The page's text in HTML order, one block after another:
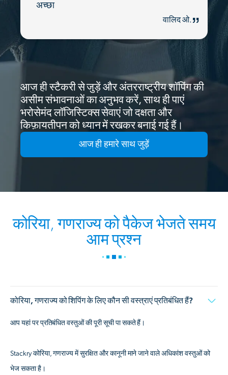
अच्छा
वालिद ओ.
आज ही स्टैकरी से जुड़ें और अंतरराष्ट्रीय शॉपिंग की
असीम संभावनाओं का अनुभव करें, साथ ही पाएं
भरोसेमंद लॉजिस्टिक्स सेवाएं जो दक्षता और
किफ़ायतीपन को ध्यान में रखकर बनाई गई हैं।
आज ही हमारे साथ जुड़ें
कोरिया, गणराज्य को पैकेज भेजते समय
आम प्रश्न
कोरिया, गणराज्य को शिपिंग के लिए कौन सी वस्त्राएं प्रतिबंधित हैं?
आप यहां पर प्रतिबंधित वस्तुओं की पूरी सूची पा सकते हैं।
Stackry कोरिया, गणराज्य में सुरक्षित और कानूनी माने जाने वाले अधिकांश वस्तुओं को
भेज सकता है।